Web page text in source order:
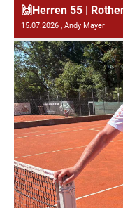
15.07.2026 , Andy Mayer